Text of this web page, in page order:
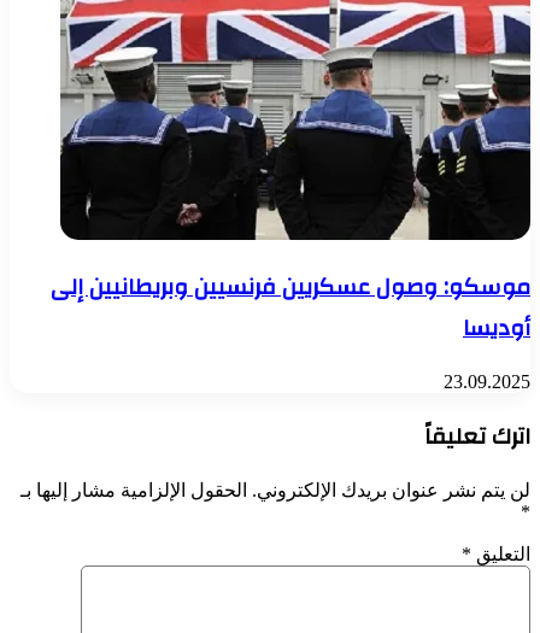
موسكو: وصول عسكريين فرنسيين وبريطانيين إلى
أوديسا
23.09.2025
اترك تعليقاً
لن يتم نشر عنوان بريدك الإلكتروني. الحقول الإلزامية مشار إليها بـ
*
التعليق *